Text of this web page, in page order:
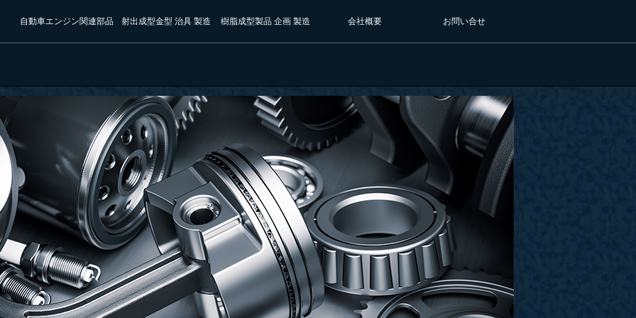
自動車エンジン関連部品 射出成型金型 治具 製造 樹脂成型製品 企画 製造 会社概要 お問い合せ